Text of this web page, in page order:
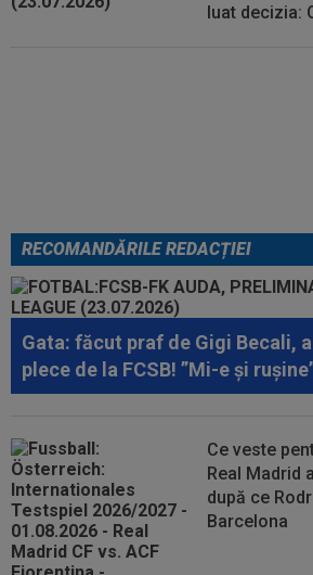
luat decizia:
RECOMANDĂRILE REDACȚIEI
Gata: făcut praf de Gigi Becali,
plece de la FCSB! ”Mi-e și
Ce veste
Real Madrid
după ce
Barcelona